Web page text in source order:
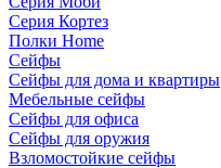
Серия Кортез
Полки Home
Сейфы
Сейфы для дома и квартиры
Мебельные сейфы
Сейфы для офиса
Сейфы для оружия
Взломостойкие сейфы